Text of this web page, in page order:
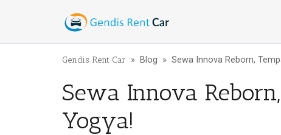
Gendis Rent Car » Blog » Sewa Innova Reborn,
Sewa Innova
Yogya!